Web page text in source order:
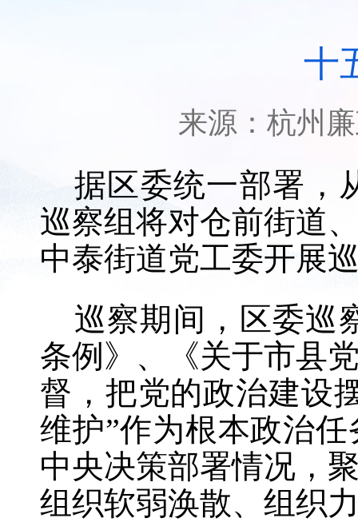
十
来源： 杭州
据区委统一部署，
巡察组将对仓前街道
中泰街道党工委开展
巡察期间，区委巡
条例》 、
《关于市县
督 ，把党的政治建设
维护”作为根本政治
中央决策部署情况，
组织软弱涣散、组织